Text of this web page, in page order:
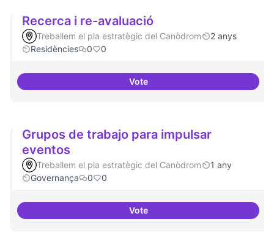
Recerca i re-avaluació
Treballem el pla estratègic del Canòdrom
2 anys
Residències
0 0
VoteRecerca i re-avaluació
Grupos de trabajo para impulsar
eventos
Treballem el pla estratègic del Canòdrom
1 any
Governança
0 0
VoteGrupos de trabajo para